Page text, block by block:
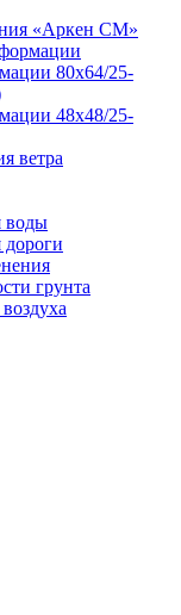
«Аркен СМ»
80х64/25-
48х48/25-
ветра
воды
дороги
грунта